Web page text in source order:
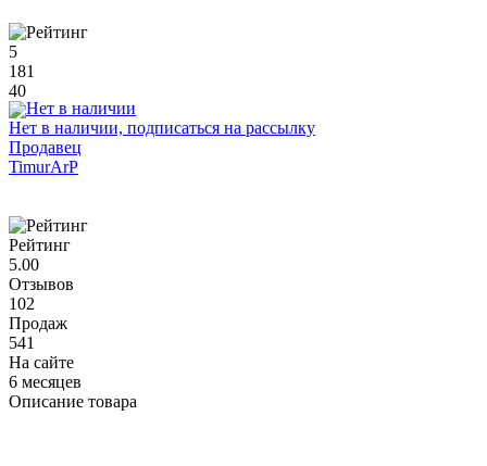
5
181
40
Нет в наличии, подписаться на рассылку
Продавец
TimurArP
Рейтинг
5.00
Отзывов
102
Продаж
541
На сайте
6 месяцев
Описание товара